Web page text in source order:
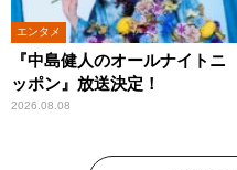
エンタメ
『中島健人のオールナイトニ
ッポン』放送決定！
2026.08.08